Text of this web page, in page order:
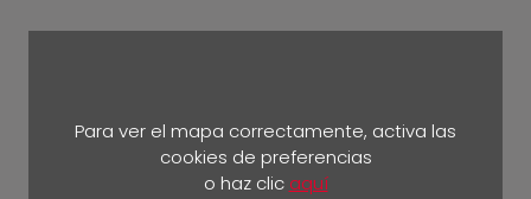
Para ver el mapa correctamente, activa las
cookies de preferencias
o haz clic aquí